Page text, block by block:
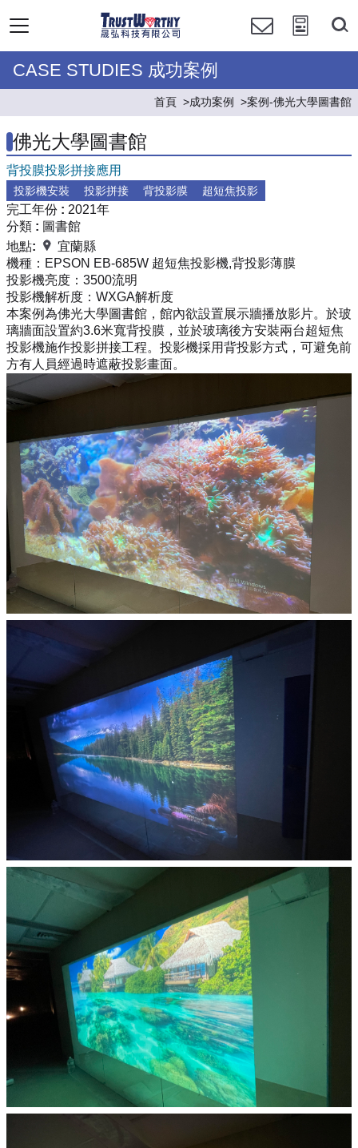
CASE STUDIES 成功案例
首頁 成功案例 案例-佛光大學圖書館
佛光大學圖書館
背投膜投影拼接應用
投影機安裝 投影拼接 背投影膜 超短焦投影
完工年份 : 2021年
分類 : 圖書館
地點:
宜蘭縣
機種： EPSON EB-685W 超短焦投影機,背投影薄膜
投影機亮度： 3500流明
投影機解析度： WXGA解析度
本案例為佛光大學圖書館，館內欲設置展示牆播放影片。於玻
璃牆面設置約3.6米寬背投膜，並於玻璃後方安裝兩台超短焦
投影機施作投影拼接工程。投影機採用背投影方式，可避免前
方有人員經過時遮蔽投影畫面。